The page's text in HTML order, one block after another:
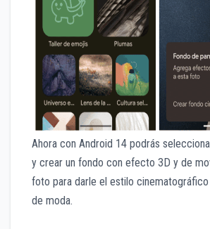
Ahora con Android 14 podrás
y crear un fondo con efecto 3D y de
foto para darle el estilo
de moda.